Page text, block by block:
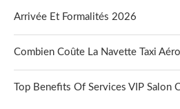
Arrivée Et Formalités 2026
Combien Coûte La Navette Taxi
Top Benefits Of Services VIP Salon